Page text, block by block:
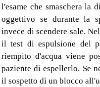
l'esame che smaschera la
oggettivo se durante la
invece di scendere sale.
il test di espulsione del
riempito d'acqua viene
paziente di espellerlo. Se
il sospetto di un blocco